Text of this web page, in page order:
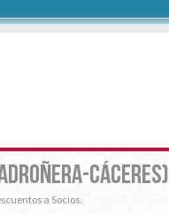
CÁCERES)
a Socios.